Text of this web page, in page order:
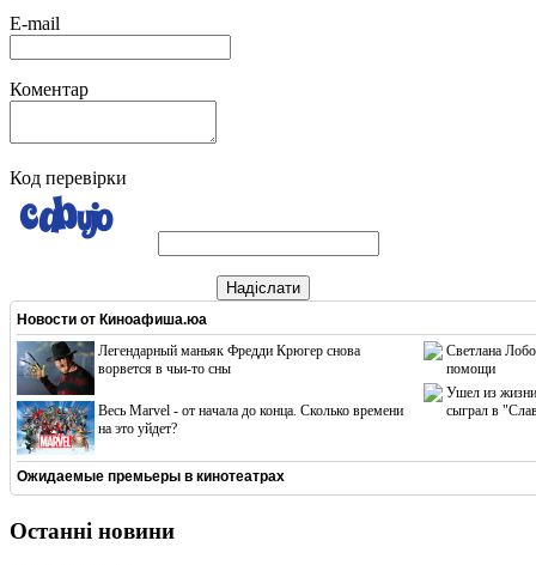
E-mail
Коментар
Код перевірки
Надіслати
Новости от Киноафиша.юа
Легендарный маньяк Фредди Крюгер снова
ворвется в чьи-то сны
Весь Marvel - от начала до конца. Сколько времени
на это уйдет?
Светлана
помощи
Ушел из жизни
сыграл в
Ожидаемые премьеры в кинотеатрах
Останні новини